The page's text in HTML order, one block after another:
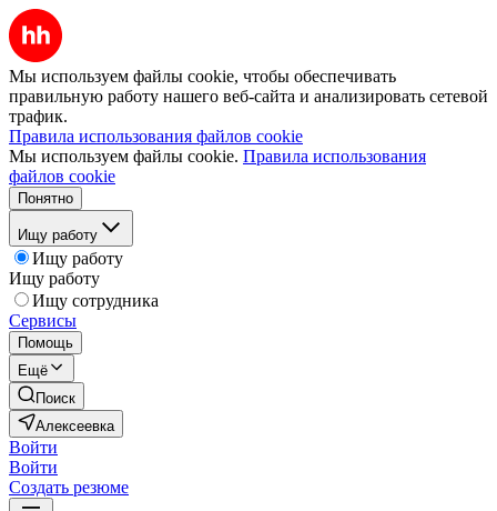
Мы используем файлы cookie, чтобы обеспечивать
правильную работу нашего веб-сайта и анализировать сетевой
трафик.
Правила использования файлов cookie
Мы используем файлы cookie. Правила использования
файлов cookie
Понятно
Ищу работу
Ищу работу
Ищу работу
Ищу сотрудника
Сервисы
Помощь
Ещё
Поиск
Алексеевка
Войти
Войти
Создать резюме